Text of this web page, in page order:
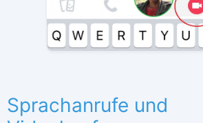
Sprachanrufe und